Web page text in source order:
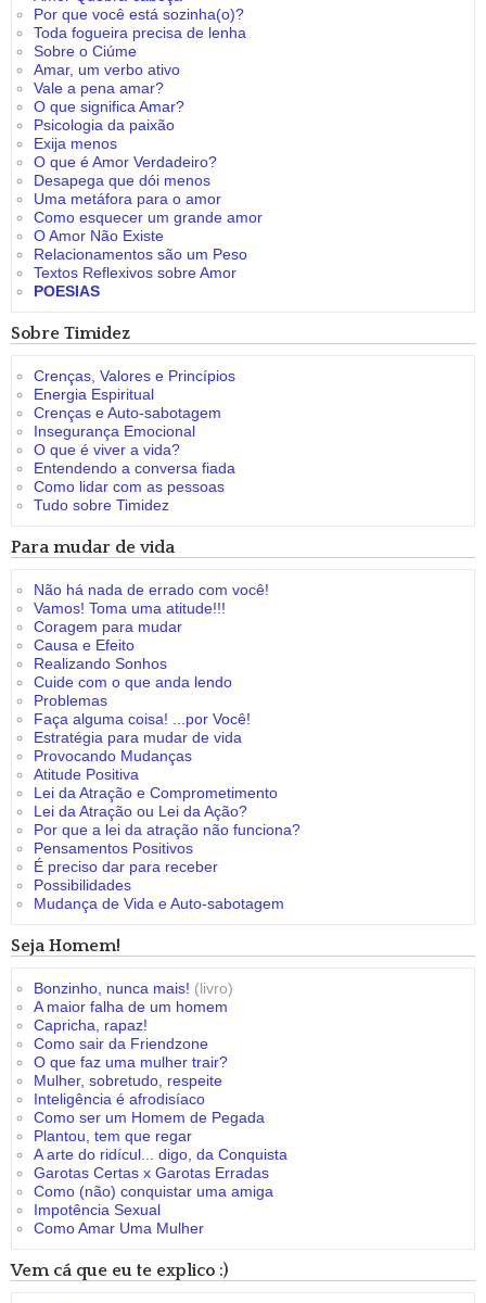
Por que você está sozinha(o)?
Toda fogueira precisa de lenha
Sobre o Ciúme
Amar, um verbo ativo
Vale a pena amar?
O que significa Amar?
Psicologia da paixão
Exija menos
O que é Amor Verdadeiro?
Desapega que dói menos
Uma metáfora para o amor
Como esquecer um grande amor
O Amor Não Existe
Relacionamentos são um Peso
Textos Reflexivos sobre Amor
POESIAS
Sobre Timidez
Crenças, Valores e Princípios
Energia Espiritual
Crenças e Auto-sabotagem
Insegurança Emocional
O que é viver a vida?
Entendendo a conversa fiada
Como lidar com as pessoas
Tudo sobre Timidez
Para mudar de vida
Não há nada de errado com você!
Vamos! Toma uma atitude!!!
Coragem para mudar
Causa e Efeito
Realizando Sonhos
Cuide com o que anda lendo
Problemas
Faça alguma coisa! ...por Você!
Estratégia para mudar de vida
Provocando Mudanças
Atitude Positiva
Lei da Atração e Comprometimento
Lei da Atração ou Lei da Ação?
Por que a lei da atração não funciona?
Pensamentos Positivos
É preciso dar para receber
Possibilidades
Mudança de Vida e Auto-sabotagem
Seja Homem!
Bonzinho, nunca mais! (livro)
A maior falha de um homem
Capricha, rapaz!
Como sair da Friendzone
O que faz uma mulher trair?
Mulher, sobretudo, respeite
Inteligência é afrodisíaco
Como ser um Homem de Pegada
Plantou, tem que regar
A arte do ridícul... digo, da Conquista
Garotas Certas x Garotas Erradas
Como (não) conquistar uma amiga
Impotência Sexual
Como Amar Uma Mulher
Vem cá que eu te explico :)